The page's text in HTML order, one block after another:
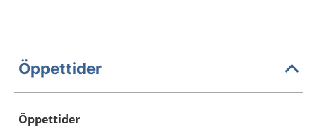
Öppettider
Öppettider